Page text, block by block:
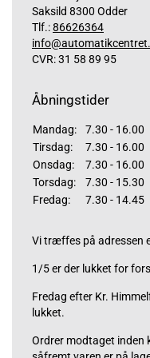
Saksild 8300 Odder
Tlf.:86626364
CVR: 31 58 89 95
Åbningstider
Mandag:
7.30 - 16.00
Tirsdag:
7.30 - 16.00
Onsdag:
7.30 - 16.00
Torsdag:
7.30 - 15.30
Fredag:
7.30 - 14.45
Vi træffes på adressen
1/5 er der lukket for
Fredag efter Kr.
lukket.
Ordrer modtaget inden